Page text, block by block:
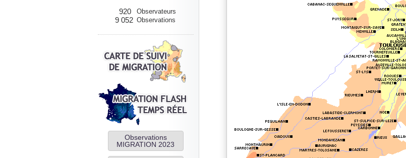
920 Observateurs
9 052 Observations
Observations
MIGRATION 2023